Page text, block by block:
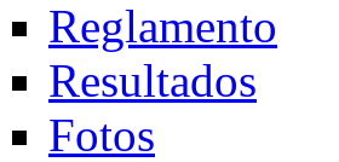
Reglamento
Resultados
Fotos